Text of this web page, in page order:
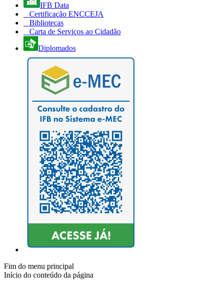
IFB Data
Certificação ENCCEJA
Bibliotecas
Carta de Serviços ao Cidadão
Diplomados
Fim do menu principal
Início do conteúdo da página